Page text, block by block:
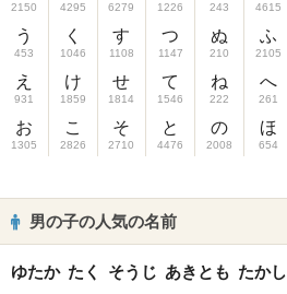
2150
う
453
え
931
お
1305
4295
く
1046
け
1859
こ
2826
6279
す
1108
せ
1814
そ
2710
1226
つ
1147
て
1546
と
4476
243
ぬ
210
ね
222
の
2008
4615
ふ
2105
へ
261
ほ
654
男の子の人気の名前
ゆたか たく そうじ あきとも たかし